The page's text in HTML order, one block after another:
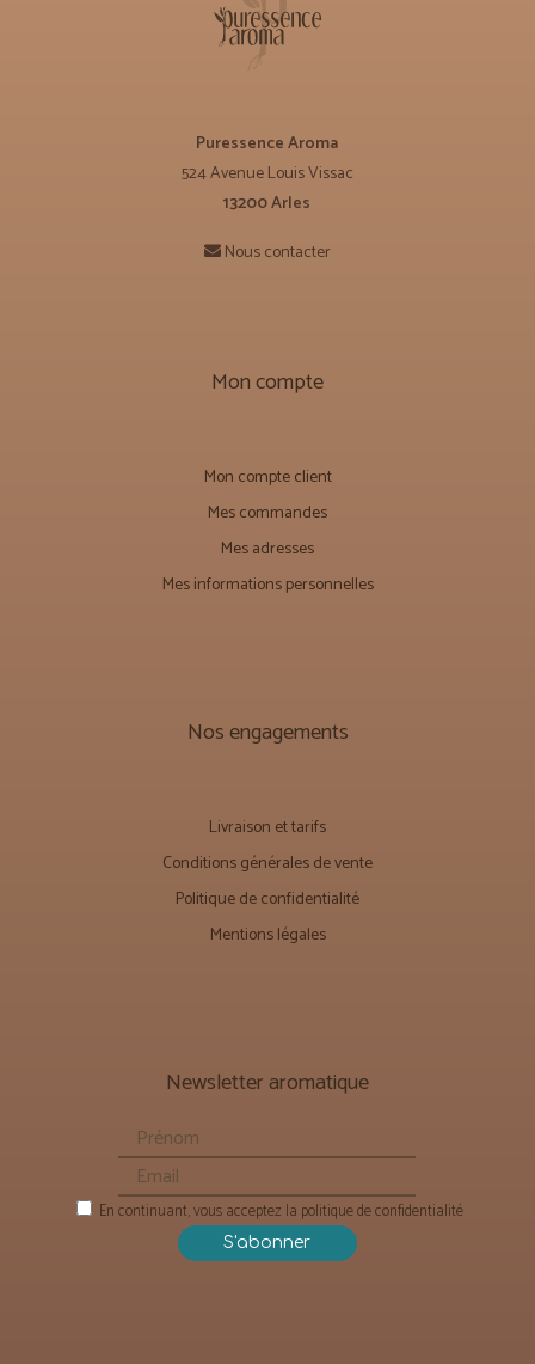
Puressence Aroma
524 Avenue Louis Vissac
13200 Arles
Nous contacter
Mon compte
Mon compte client
Mes commandes
Mes adresses
Mes informations personnelles
Nos engagements
Livraison et tarifs
Conditions générales de vente
Politique de confidentialité
Mentions légales
Newsletter aromatique
En continuant, vous acceptez la politique de confidentialité